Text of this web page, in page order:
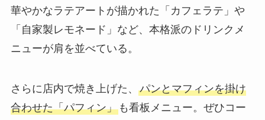
華やかなラテアートが描かれた 「カフェラテ」 や
「自家製レモネード」 など、本格派のドリンクメ
ニューが肩を並べている。
さらに店内で焼き上げた、 パンとマフィンを掛け
合わせた「パフィン」も看板メニュー。ぜひコー